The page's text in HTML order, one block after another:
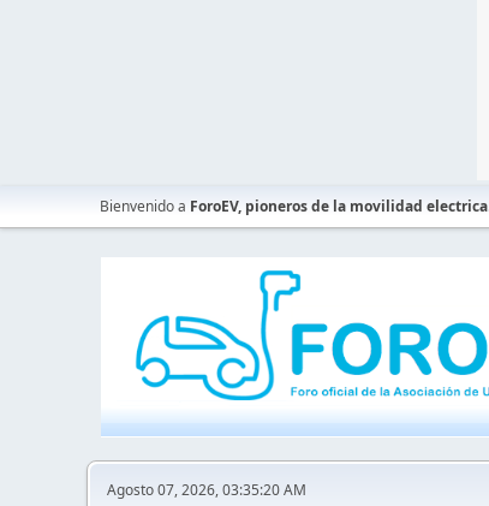
Bienvenido a ForoEV, pioneros de la movilidad electrica
Agosto 07, 2026, 03:35:20 AM